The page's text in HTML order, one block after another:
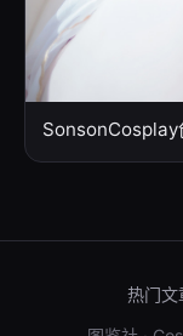
SonsonCosplay
热门文